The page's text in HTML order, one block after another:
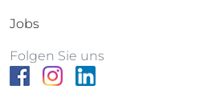
Jobs
Folgen Sie uns